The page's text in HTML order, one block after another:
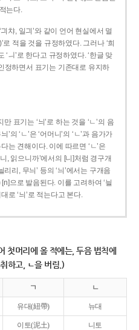
는다.
챠, 일긔’와 같이 언어 현실에서 멀
적을 것을 규정하였다. 그러나 ‘희
‘ㅢ’로 한다고 규정하였다. ‘한글 맞
정하면서 표기는 기존대로 유지하
만 표기는 ‘늬’로 하는 것을 ‘ㄴ’의 음
의 ‘ㄴ’은 ‘어머니’의 ‘ㄴ’과 음가가
는 견해이다. 이에 따르면 ‘ㄴ’은
, 읽으니까’에서의 [니]처럼 경구개
리, 무늬’ 등의 ‘늬’에서는 구개음
으로 발음된다. 이를 고려하여 ‘늴
로 ‘늬’로 적는다고 본다.
첫머리에 올 적에는, 두음 법칙에
하고, ㄴ을 버림.)
ㄱ ㄴ
유대(紐帶) 뉴대
이토(泥土) 니토